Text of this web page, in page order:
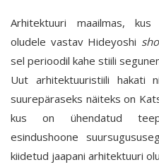
Arhitektuuri maailmas,
oludele vastav Hideyoshi
sel perioodil kahe stiili
Uut arhitektuuristiili hakati
suurepäraseks näiteks on
kus on ühendatud
esindushoone
kiidetud jaapani arhitektuuri